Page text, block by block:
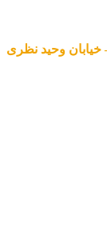
خیابان وحید نظری